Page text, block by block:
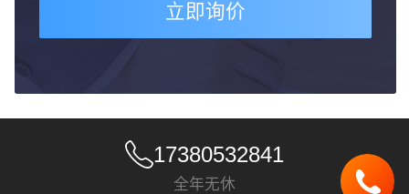
立即询价
17380532841
全年无休